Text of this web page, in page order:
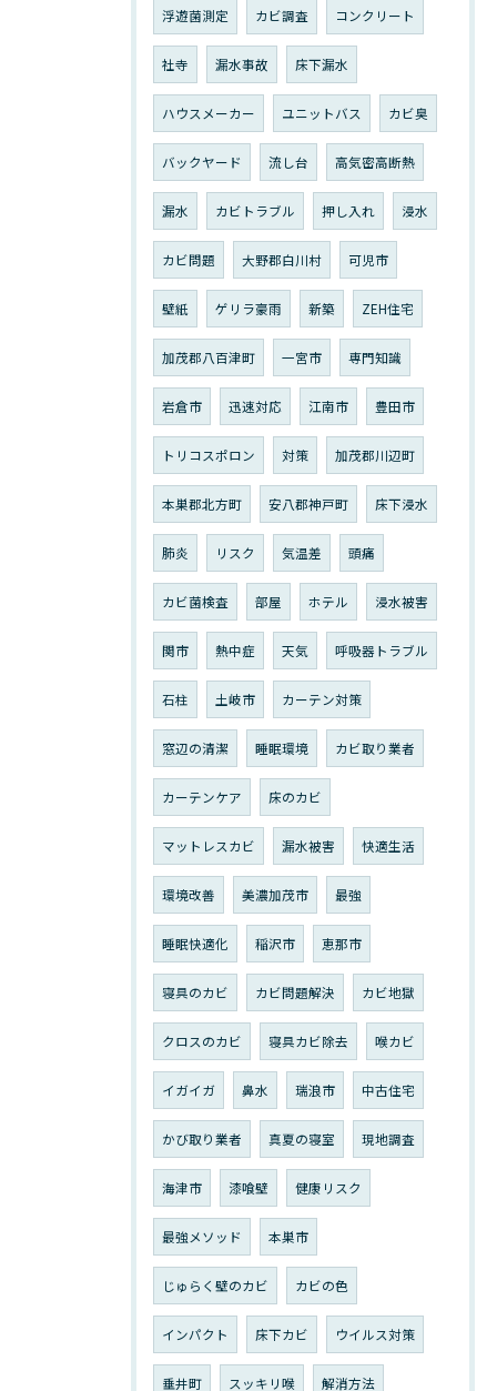
浮遊菌測定 カビ調査 コンクリート
社寺 漏水事故 床下漏水
ハウスメーカー ユニットバス カビ臭
バックヤード 流し台 高気密高断熱
漏水 カビトラブル 押し入れ 浸水
カビ問題 大野郡白川村 可児市
壁紙 ゲリラ豪雨 新築 ZEH住宅
加茂郡八百津町 一宮市 専門知識
岩倉市 迅速対応 江南市 豊田市
トリコスポロン 対策 加茂郡川辺町
本巣郡北方町 安八郡神戸町 床下浸水
肺炎 リスク 気温差 頭痛
カビ菌検査 部屋 ホテル 浸水被害
関市 熱中症 天気 呼吸器トラブル
石柱 土岐市 カーテン対策
窓辺の清潔 睡眠環境 カビ取り業者
カーテンケア 床のカビ
マットレスカビ 漏水被害 快適生活
環境改善 美濃加茂市 最強
睡眠快適化 稲沢市 恵那市
寝具のカビ カビ問題解決 カビ地獄
クロスのカビ 寝具カビ除去 喉カビ
イガイガ 鼻水 瑞浪市 中古住宅
かび取り業者 真夏の寝室 現地調査
海津市 漆喰壁 健康リスク
最強メソッド 本巣市
じゅらく壁のカビ カビの色
インパクト 床下カビ ウイルス対策
垂井町 スッキリ喉 解消方法